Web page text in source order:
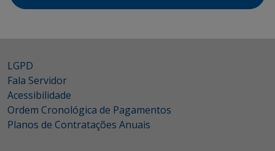
LGPD
Fala Servidor
Acessibilidade
Ordem Cronológica de Pagamentos
Planos de Contratações Anuais